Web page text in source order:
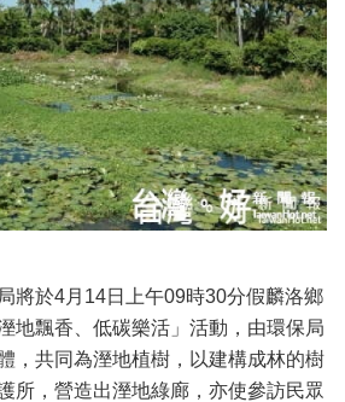
將於4月14日上午09時30分假麟洛鄉
地飄香、低碳樂活」活動，由環保局
，共同為溼地植樹，以建構成林的樹
所，營造出溼地綠廊，亦使參訪民眾